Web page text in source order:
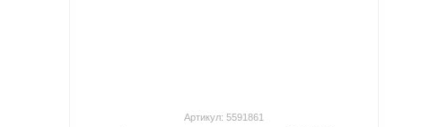
Артикул: 5591861